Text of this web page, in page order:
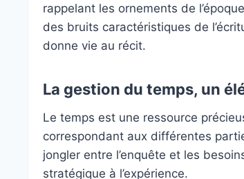
rappelant les ornements de
des bruits caractéristiques de
donne vie au récit.
La gestion du temps, un
Le temps est une ressource
correspondant aux différentes
jongler entre l’enquête et les
stratégique à l’expérience.